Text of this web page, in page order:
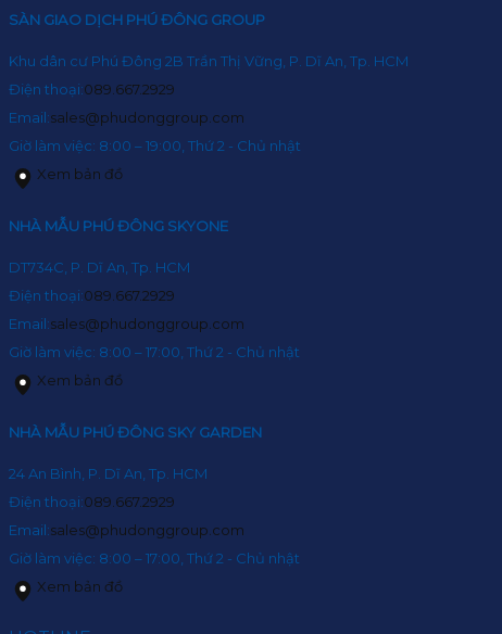
SÀN GIAO DỊCH PHÚ ĐÔNG GROUP
Khu dân cư Phú Đông 2B Trần Thị Vững, P. Dĩ An, Tp. HCM
Điện thoại:089.667.2929
Email:sales@phudonggroup.com
Giờ làm việc: 8:00 – 19:00, Thứ 2 - Chủ nhật
Xem bản đồ
NHÀ MẪU PHÚ ĐÔNG SKYONE
DT734C, P. Dĩ An, Tp. HCM
Điện thoại:089.667.2929
Email:sales@phudonggroup.com
Giờ làm việc: 8:00 – 17:00, Thứ 2 - Chủ nhật
Xem bản đồ
NHÀ MẪU PHÚ ĐÔNG SKY GARDEN
24 An Bình, P. Dĩ An, Tp. HCM
Điện thoại:089.667.2929
Email:sales@phudonggroup.com
Giờ làm việc: 8:00 – 17:00, Thứ 2 - Chủ nhật
Xem bản đồ